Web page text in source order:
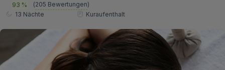
Golfhotels
Ensana Hotels
Orea Hotels
Bonusse
Sonderangebot
Kontakt
Kontakt
93 %
(205 Bewertungen)
13 Nächte
Kuraufenthalt